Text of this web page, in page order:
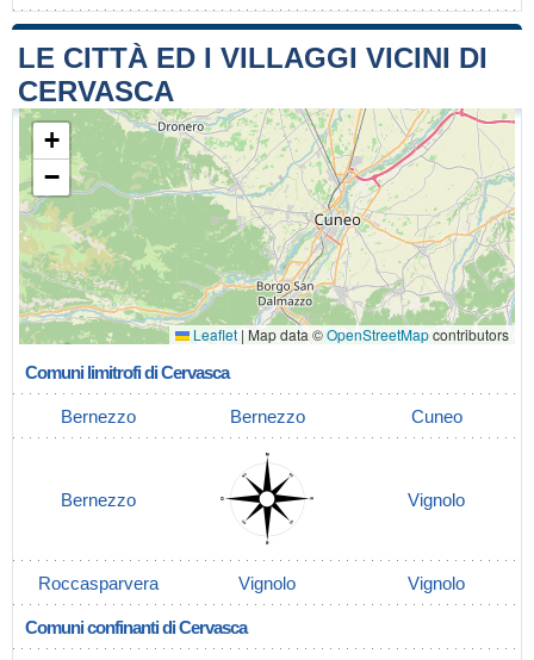
LE CITTÀ ED I VILLAGGI VICINI DI
CERVASCA
+
−
Leaflet | Map data ©OpenStreetMapcontributors
Comuni limitrofi di Cervasca
Bernezzo Bernezzo Cuneo
Bernezzo Vignolo
Roccasparvera Vignolo Vignolo
Comuni confinanti di Cervasca